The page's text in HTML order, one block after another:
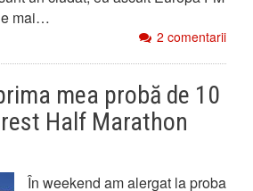
mai…
2 comentarii
mea probă de 10
Half Marathon
În weekend am alergat la proba